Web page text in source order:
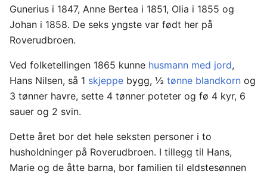
Gunerius i 1847, Anne Bertea i 1851, Olia i 1855 og
Johan i 1858. De seks yngste var født her på
Roverudbroen.
Ved folketellingen 1865 kunne husmann med jord,
Hans Nilsen, så 1 skjeppe bygg, ½ tønne blandkorn og
3 tønner havre, sette 4 tønner poteter og fø 4 kyr, 6
sauer og 2 svin.
Dette året bor det hele seksten personer i to
husholdninger på Roverudbroen. I tillegg til Hans,
Marie og de åtte barna, bor familien til eldstesønnen